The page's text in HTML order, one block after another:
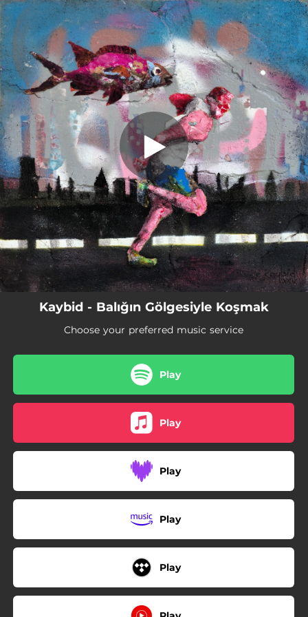
You're all set!
Balığın Gölgesiyle Koşmak
Balığın Gölgesiyle Koşmak
02:11
Kaybid - Balığın Gölgesiyle Koşmak
Choose your preferred music service
Play
Play
Play
Play
Play